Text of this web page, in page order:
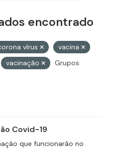
encontrado
vírus
vacina
vacinação
Grupos:
Covid-19
que funcionarão no